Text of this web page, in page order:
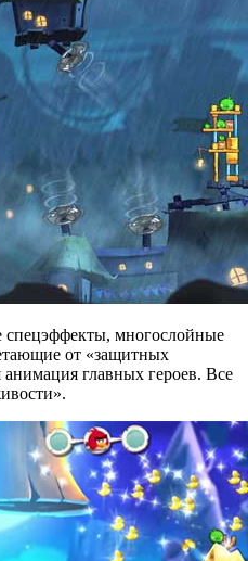
спецэффекты, многослойные
от «защитных
главных героев. Все